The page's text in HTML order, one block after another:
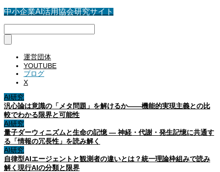
中小企業AI活用協会研究サイト
運営団体
YOUTUBE
ブログ
X
AI研究
汎心論は意識の「メタ問題」を解けるか——機能的実現主義との比
較でわかる限界と可能性
AI研究
量子ダーウィニズムと生命の記憶 ― 神経・代謝・発生記憶に共通す
る「情報の冗長性」を読み解く
AI研究
自律型AIエージェントと観測者の違いとは？統一理論枠組みで読み
解く現行AIの分類と限界